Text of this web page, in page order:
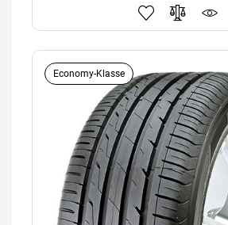
Economy-Klasse